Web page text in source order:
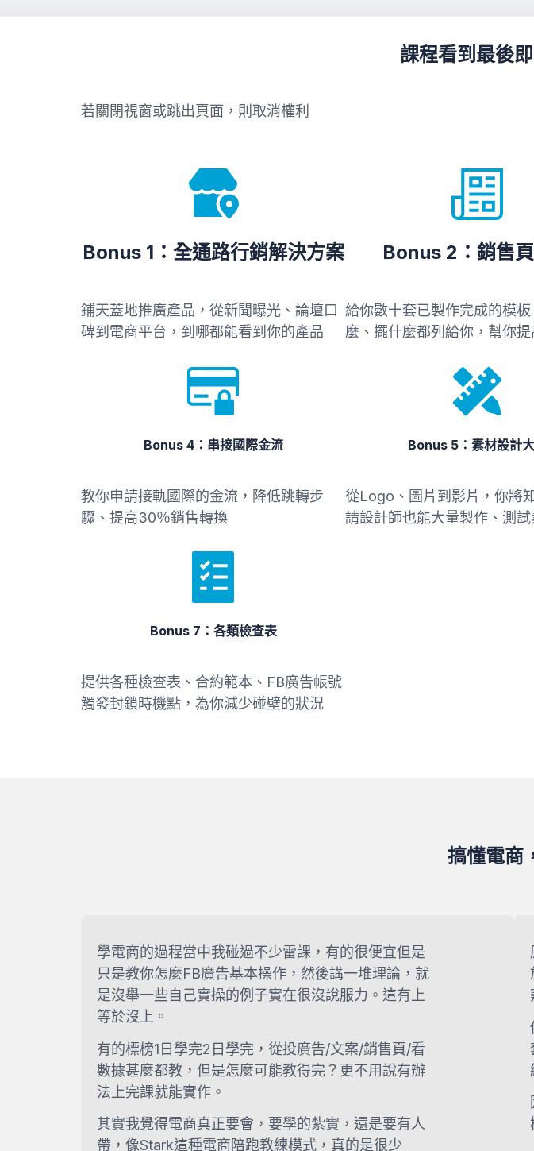
課程看到最後
若關閉視窗或跳出頁面，則取消權利
Bonus 1：全通路行銷解決方案
鋪天蓋地推廣產品，從新聞曝光、論壇口
碑到電商平台，到哪都能看到你的產品
Bonus 2：銷售
給你數十套已製作完成的模
麼、擺什麼都列給你，幫你
Bonus 4：串接國際金流
教你申請接軌國際的金流，降低跳轉步
驟、提高30％銷售轉換
Bonus 5：素材設計
從Logo、圖片到影片，你將
請設計師也能大量製作、測
Bonus 7：各類檢查表
提供各種檢查表、合約範本、FB廣告帳號
觸發封鎖時機點，為你減少碰壁的狀況
搞懂電商
學電商的過程當中我碰過不少雷課，有的很便宜但是
只是教你怎麼FB廣告基本操作，然後講一堆理論，就
是沒舉一些自己實操的例子實在很沒說服力。這有上
等於沒上。
有的標榜1日學完2日學完，從投廣告/文案/銷售頁/看
數據甚麼都教，但是怎麼可能教得完？更不用說有辦
法上完課就能實作。
其實我覺得電商真正要會，要學的紮實，還是要有人
帶，像Stark這種電商陪跑教練模式，真的是很少